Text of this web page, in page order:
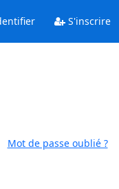
S'inscrire
Mot de passe oublié ?